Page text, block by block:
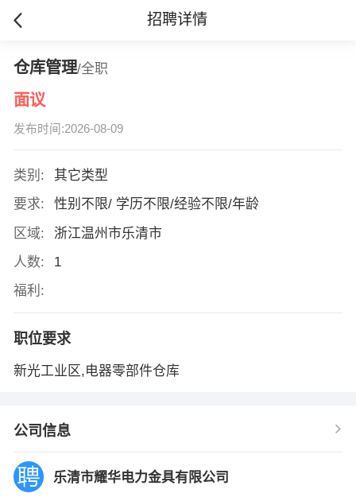
招聘详情
仓库管理/全职
面议
发布时间:2026-08-09
类别:
其它类型
要求:
性别不限/ 学历不限/经验不限/年龄
区域:
浙江温州市乐清市
人数:
1
福利:
职位要求
新光工业区,电器零部件仓库
公司信息
乐清市耀华电力金具有限公司